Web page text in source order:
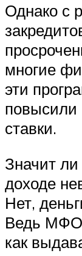
Однако с
многие
эти
повысили
ставки.
Значит ли
доходе
Нет,
Ведь
как